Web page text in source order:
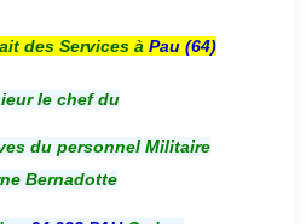
des Services à Pau (64)
le chef du
du personnel Militaire
Bernadotte